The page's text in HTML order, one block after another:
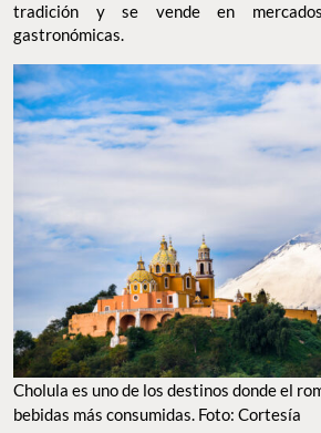
tradición y se vende en
gastronómicas.
Cholula es uno de los destinos donde el
bebidas más consumidas. Foto: Cortesía